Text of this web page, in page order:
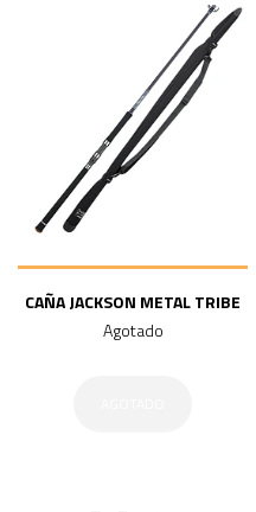
CAÑA JACKSON METAL TRIBE
Agotado